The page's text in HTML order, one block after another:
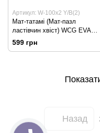
Артикул: W-100х2 Y/B(2)
Мат-татамі (Мат-пазл
ластівчин хвіст) WCG EVA
100х100х2 cm чорно-жовті
599 грн
Назад